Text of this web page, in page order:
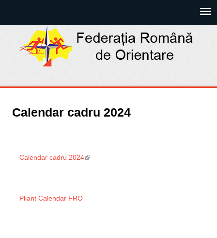
Calendar cadru 2024
Calendar cadru 2024
Pliant Calendar FRO